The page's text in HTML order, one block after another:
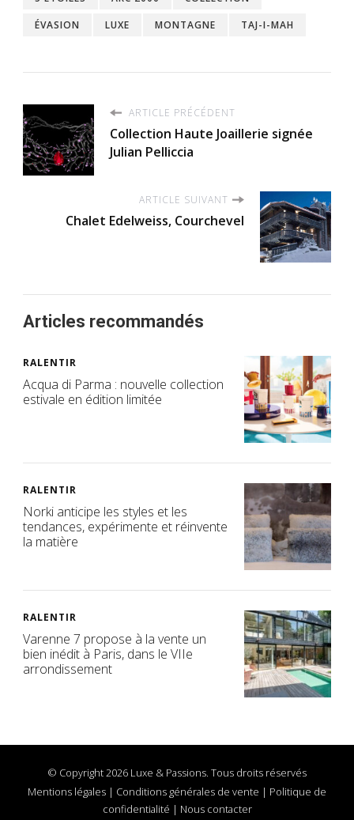
ÉVASION
LUXE MONTAGNE TAJ-I-MAH
ARTICLE PRÉCÉDENT
Collection Haute Joaillerie signée
Julian Pelliccia
ARTICLE SUIVANT
Chalet Edelweiss, Courchevel
Articles recommandés
RALENTIR
Acqua di Parma : nouvelle collection
estivale en édition limitée
RALENTIR
Norki anticipe les styles et les
tendances, expérimente et réinvente
la matière
RALENTIR
Varenne 7 propose à la vente un
bien inédit à Paris, dans le VIIe
arrondissement
© Copyright 2026 Luxe & Passions. Tous droits réservés
Mentions légales | Conditions générales de vente | Politique de
confidentialité | Nous contacter